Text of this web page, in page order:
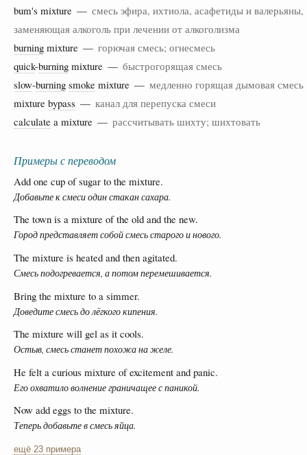
bum's mixture — смесь эфира, ихтиола, асафетиды и валерьяны,
заменяющая алкоголь при лечении от алкоголизма
burning mixture — горючая смесь; огнесмесь
quick-burning mixture — быстрогорящая смесь
slow-burning smoke mixture — медленно горящая дымовая смесь
mixture bypass — канал для перепуска смеси
calculate a mixture — рассчитывать шихту; шихтовать
Примеры с переводом
Add one cup of sugar to the mixture.
Добавьте к смеси один стакан сахара.
The town is a mixture of the old and the new.
Город представляет собой смесь старого и нового.
The mixture is heated and then agitated.
Смесь подогревается, а потом перемешивается.
Bring the mixture to a simmer.
Доведите смесь до лёгкого кипения.
The mixture will gel as it cools.
Остыв, смесь станет похожа на желе.
He felt a curious mixture of excitement and panic.
Его охватило волнение граничащее с паникой.
Now add eggs to the mixture.
Теперь добавьте в смесь яйца.
ещё 23 примера